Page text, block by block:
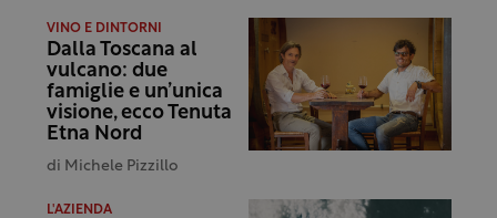
VINO E DINTORNI
Dalla Toscana al
vulcano: due
famiglie e un’unica
visione, ecco Tenuta
Etna Nord
di Michele Pizzillo
L'AZIENDA